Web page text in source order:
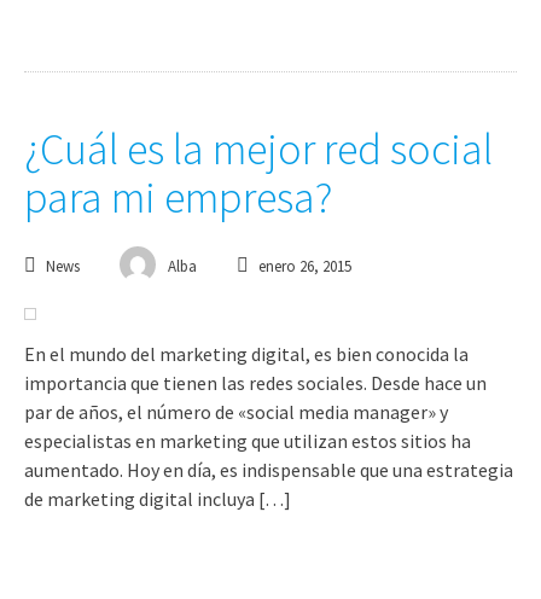
¿Cuál es la mejor red social
para mi empresa?
News Alba enero 26, 2015
En el mundo del marketing digital, es bien conocida la
importancia que tienen las redes sociales. Desde hace un
par de años, el número de «social media manager» y
especialistas en marketing que utilizan estos sitios ha
aumentado. Hoy en día, es indispensable que una estrategia
de marketing digital incluya […]